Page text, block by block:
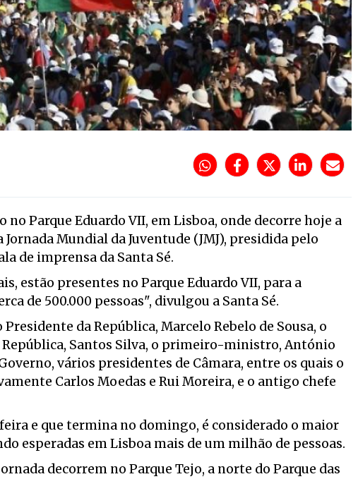
no Parque Eduardo VII, em Lisboa, onde decorre hoje a
Mundial da Juventude (JMJ), presidida pelo
de imprensa da Santa Sé.
estão presentes no Parque Eduardo VII, para a
de 500.000 pessoas", divulgou a Santa Sé.
da República, Marcelo Rebelo de Sousa, o
República, Santos Silva, o primeiro-ministro, António
vários presidentes de Câmara, entre os quais o
Carlos Moedas e Rui Moreira, e o antigo chefe
feira e que termina no domingo, é considerado o maior
esperadas em Lisboa mais de um milhão de pessoas.
decorrem no Parque Tejo, a norte do Parque das